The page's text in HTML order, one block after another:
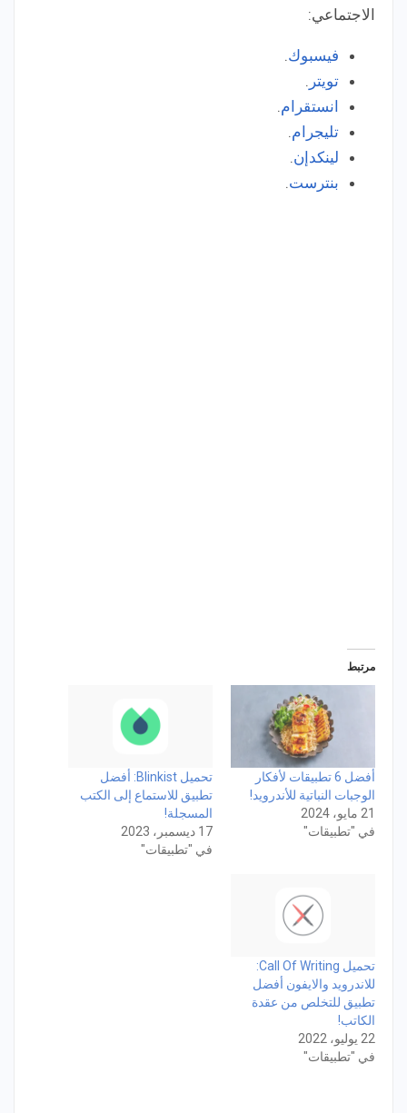
الاجتماعي:
فيسبوك.
تويتر .
انستقرام.
تليجرام.
لينكدإن.
بنترست.
مرتبط
أفضل 6 تطبيقات لأفكار
الوجبات النباتية للأندرويد!
21 مايو، 2024
في "تطبيقات"
تحميل Blinkist: أفضل
تطبيق للاستماع إلى الكتب
المسجلة!
17 ديسمبر، 2023
في "تطبيقات"
تحميل Call Of Writing:
للاندرويد والايفون أفضل
تطبيق للتخلص من عقدة
الكاتب!
22 يوليو، 2022
في "تطبيقات"